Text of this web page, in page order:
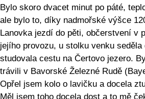
Bylo skoro dvacet minut po páté,
ale bylo to, díky nadmořské výšce
Lanovka jezdí do pěti, občerstvení v
jejího provozu, u stolku venku
studovala cestu na Čertovo jezero.
trávili v Bavorské Železné Rudě
Opřel jsem kolo o lavičku a docela
Měl jsem toho docela dost a to mě